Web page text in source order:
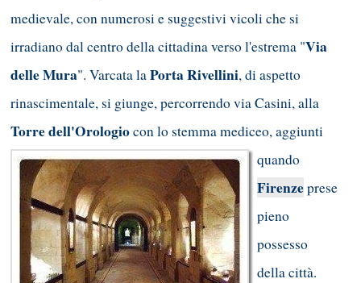
medievale, con numerosi e suggestivi vicoli che si
irradiano dal centro della cittadina verso l'estrema "Via
delle Mura". Varcata laPorta Rivellini, di aspetto
rinascimentale, si giunge, percorrendo via Casini, alla
Torre dell'Orologiocon lo stemma mediceo, aggiunti
quando
Firenzeprese
pieno
possesso
della città.